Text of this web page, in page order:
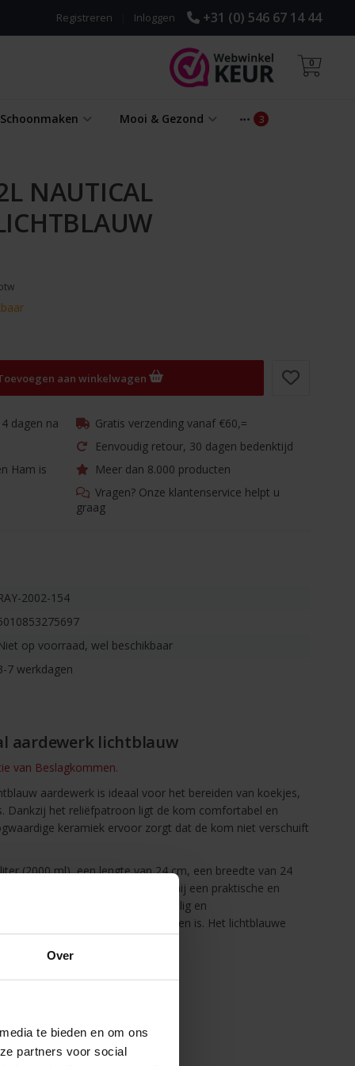
Over
te bieden en om ons
partners voor social
+31 (0) 546 67 14 44
Inloggen
Registreren
0
Mooi & Gezond
NAUTICAL
aan winkelwagen
dagen na
Gratis verzending vanaf €60,=
Eenvoudig retour, 30 dagen bedenktijd
Ham is
Meer dan 8.000 producten
Vragen? Onze klantenservice helpt u
graag
2002-154
op voorraad, wel beschikbaar
7 werkdagen
aardewerk lichtblauw
van Beslagkommen.
aardewerk is ideaal voor het bereiden van koekjes,
Dankzij het reliëfpatroon ligt de kom comfortabel en
keramiek ervoor zorgt dat de kom niet verschuift
(2000 ml), een lengte van 24 cm, een breedte van 24
gewicht van 1,03 kg, waardoor hij een praktische en
De beslagkom is voedselveilig en
hij eenvoudig schoon te maken is. Het lichtblauwe